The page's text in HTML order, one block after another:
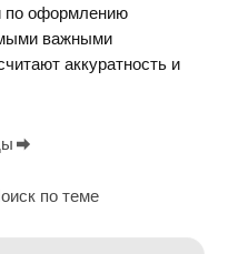
по оформлению
важными
аккуратность и
по теме